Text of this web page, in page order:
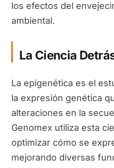
los efectos del
ambiental.
La Ciencia
La epigenética es el
la expresión genética
alteraciones en la
Genomex utiliza esta
optimizar cómo se
mejorando diversas